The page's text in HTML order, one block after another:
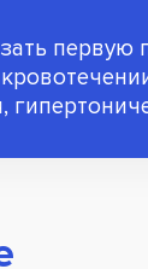
первую